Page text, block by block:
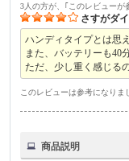
3人の方が、｢このレビューが
さすがダ
ハンディタイプとは思
また、バッテリーも40
ただ、少し重く感じる
このレビューは参考になりま
商品説明